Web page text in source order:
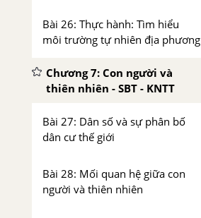
Bài 26: Thực hành: Tìm hiểu
môi trường tự nhiên địa phương
Chương 7: Con người và
thiên nhiên - SBT - KNTT
Bài 27: Dân số và sự phân bố
dân cư thế giới
Bài 28: Mối quan hệ giữa con
người và thiên nhiên